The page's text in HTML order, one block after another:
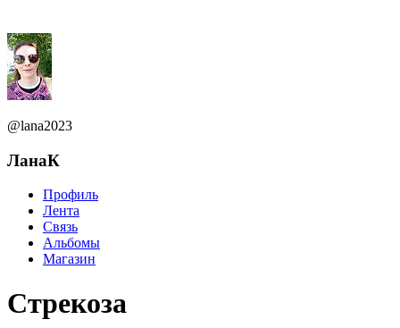
@lana2023
ЛанаК
Профиль
Лента
Связь
Альбомы
Магазин
Стрекоза